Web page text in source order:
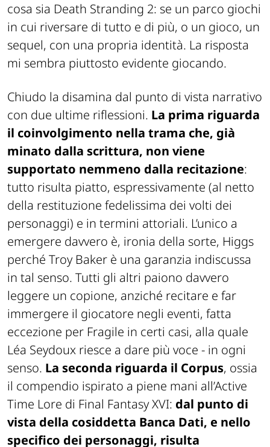
cosa sia Death Stranding 2: se un parco giochi
in cui riversare di tutto e di più, o un gioco, un
sequel, con una propria identità. La risposta
mi sembra piuttosto evidente giocando.
Chiudo la disamina dal punto di vista narrativo
con due ultime riflessioni. La prima riguarda
il coinvolgimento nella trama che, già
minato dalla scrittura, non viene
supportato nemmeno dalla recitazione:
tutto risulta piatto, espressivamente (al netto
della restituzione fedelissima dei volti dei
personaggi) e in termini attoriali. L’unico a
emergere davvero è, ironia della sorte, Higgs
perché Troy Baker è una garanzia indiscussa
in tal senso. Tutti gli altri paiono davvero
leggere un copione, anziché recitare e far
immergere il giocatore negli eventi, fatta
eccezione per Fragile in certi casi, alla quale
Léa Seydoux riesce a dare più voce - in ogni
senso. La seconda riguarda il Corpus, ossia
il compendio ispirato a piene mani all’Active
Time Lore di Final Fantasy XVI: dal punto di
vista della cosiddetta Banca Dati, e nello
specifico dei personaggi, risulta